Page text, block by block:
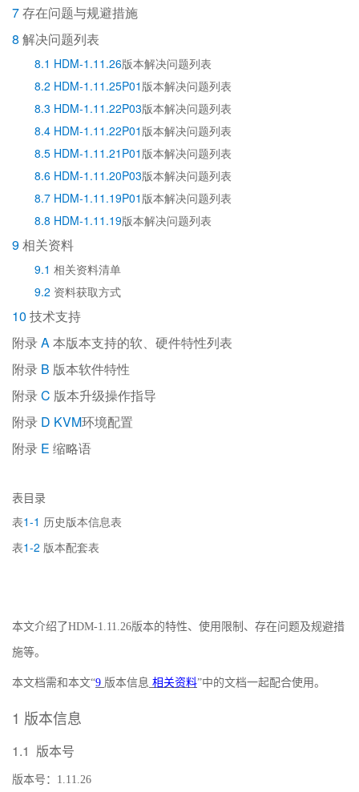
7存在问题与规避措施
8 解决问题列表
8.1 HDM-1.11.26版本解决问题列表
8.2 HDM-1.11.25P01 版本解决问题列表
8.3 HDM-1.11.22P03版本解决问题列表
8.4 HDM-1.11.22P01 版本解决问题列表
8.5 HDM-1.11.21P01 版本解决问题列表
8.6 HDM-1.11.20P03版本解决问题列表
8.7 HDM-1.11.19P01 版本解决问题列表
8.8 HDM-1.11.19版本解决问题列表
9相关资料
9.1 相关资料清单
9.2 资料获取方式
10 技术支持
附录A本版本支持的软、硬件特性列表
附录 B 版本软件特性
附录C 版本升级操作指导
附录 D KVM环境配置
附录 E 缩略语
表目录
表1-1 历史版本信息表
表1-2 版本配套表
本文介绍了HDM-1.11.26版本的特性、使用限制、存在问题及规避措
施等。
本文档需和本文“9 版本信息 相关资料”中的文档一起配合使用。
1 版本信息
1.1 版本号
版本号： 1.11.26